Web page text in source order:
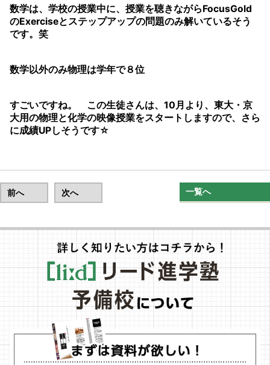
数学は、学校の授業中に、授業を聴きながらFocusGold
のExerciseとステップアップの問題のみ解いているそう
です。笑
数学以外のみ物理は学年で８位
すごいですね。 この生徒さんは、10月より、東大・京
大用の物理と化学の映像授業をスタートしますので、さら
に成績UPしそうです☆
前へ 次へ 一覧へ